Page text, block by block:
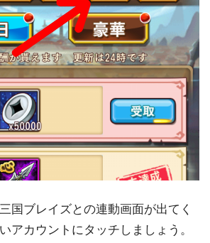
国ブレイズとの連動画面が出てく
アカウントにタッチしましょう。